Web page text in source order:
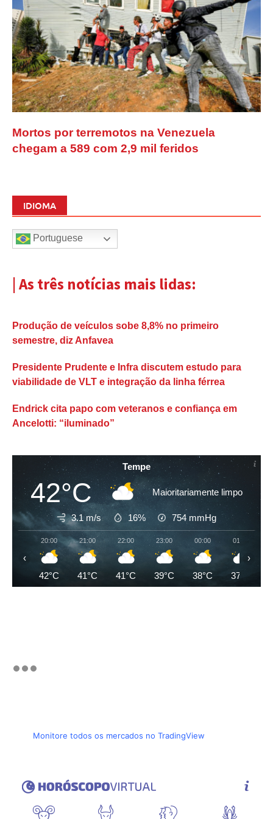
Mortos por terremotos na Venezuela
chegam a 589 com 2,9 mil feridos
IDIOMA
Portuguese
| As três notícias mais lidas:
Produção de veículos sobe 8,8% no primeiro
semestre, diz Anfavea
Presidente Prudente e Infra discutem estudo para
viabilidade de VLT e integração da linha férrea
Endrick cita papo com veteranos e confiança em
Ancelotti: “iluminado”
Tempe
42°C Maioritariamente limpo
3.1 m/s 16% 754 mmHg
20:00
42°C
21:00
41°C
22:00
41°C
23:00
39°C
00:00
38°C
01:00
37°C
‹ ›
Monitore todos os mercados no TradingView